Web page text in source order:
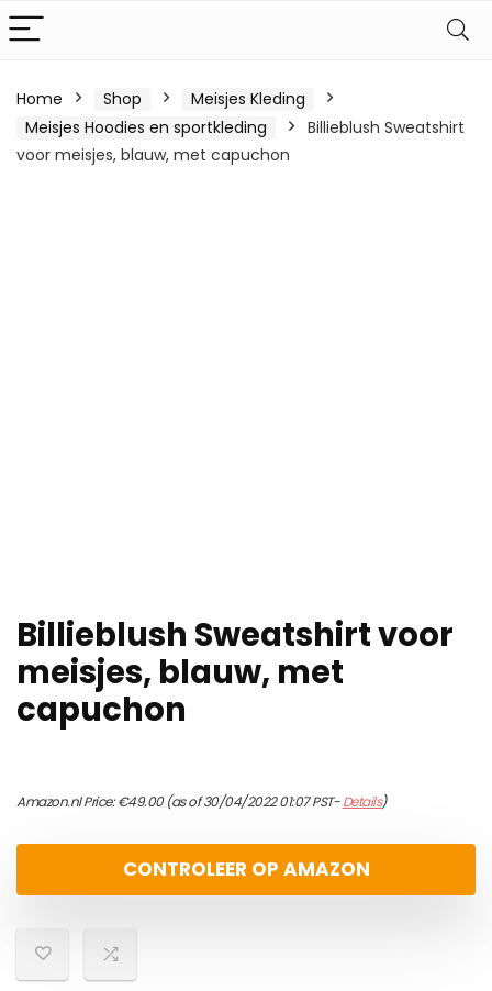
Home Shop
Meisjes Kleding
Meisjes Hoodies en sportkleding
Billieblush Sweatshirt
voor meisjes, blauw, met capuchon
Billieblush Sweatshirt voor
meisjes, blauw, met
capuchon
Amazon.nl Price:€49.00(as of 30/04/2022 01:07 PST-Details)
CONTROLEER OP AMAZON